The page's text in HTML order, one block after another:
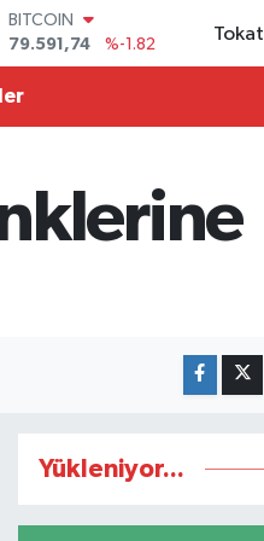
BITCOIN
79.591,74
%-1.82
DOLAR
45,43620
61,60380
G.ALTIN
6862,09000
%0.19
Tokat
Yükleniyor...